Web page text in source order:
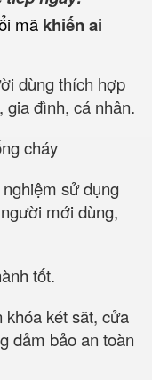
mã khiến ai
dùng thích hợp
gia đình, cá nhân.
cháy
sử dụng
mới dùng,
tốt.
khóa két săt, cửa
đảm bảo an toàn